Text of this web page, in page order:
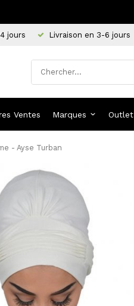
jours Livraison en 3-6 jours
Ventes Marques Outlet
- Ayse Turban